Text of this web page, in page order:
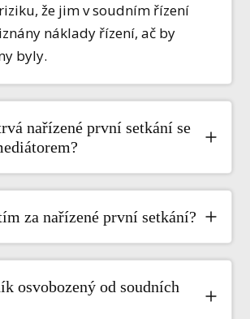
že jim v soudním řízení
náklady řízení, ač by
byly.
nařízené první setkání se
za nařízené první setkání?
osvobozený od soudních